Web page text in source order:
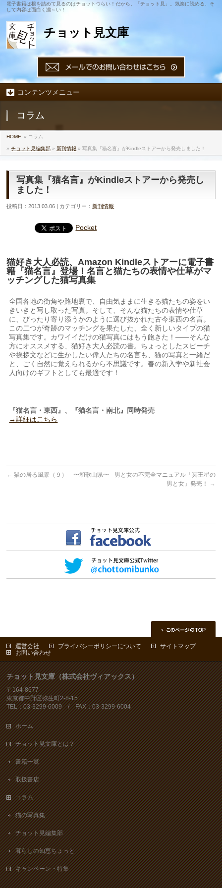
電子書籍は根を詰めて見るのはチョットつらい！だから、「チョット見」。気楽に読める、そ
して内容は面白く濃～い！
チョット見文庫
コンテンツメニュー
コラム
HOME » コラム
»チョット見編集部 »新刊情報 » 写真集『猫名言』がKindleストアーから発売しました！
写真集『猫名言』がKindleストアーから発売し
ました！
投稿日：2013.03.06 | カテゴリー： 新刊情報
Pocket
猫好き大人必読、Amazon Kindleストアーに電子書
籍『猫名言』登場！名言と猫たちの表情や仕草がマ
ッチングした猫写真集
全国各地の街角や路地裏で、自由気ままに生きる猫たちの姿をい
きいきと写し取った写真。そして、そんな猫たちの表情や仕草
に、ぴったり寄り添うかのように選び抜かれた古今東西の名言。
この二つが奇跡のマッチングを果たした、全く新しいタイプの猫
写真集です。カワイイだけの猫写真にはもう飽きた！――そんな
方にオススメする、猫好き大人必読の書。ちょっとしたスピーチ
や挨拶文などに生かしたい偉人たちの名言も、猫の写真と一緒だ
と、ごく自然に覚えられるから不思議です。春の新入学や新社会
人向けのギフトとしても最適です！
『猫名言・東西』、『猫名言・南北』同時発売
→詳細はこちら
← 猫の居る風景（９） 〜和歌山県〜
男と女の不完全マニュアル「冥王星の
男と女」発売！
→
運営会社 プライバシーポリシーについて
サイトマップ
お問い合わせ
チョット見文庫（株式会社ヴィアックス）
〒164-8677
東京都中野区弥生町2-8-15
TEL：03-3299-6009 / FAX：03-3299-6004
ホーム
チョット見文庫とは？
書籍一覧
取扱書店
コラム
猫の写真集
チョット見編集部
暮らしの知恵ちょっと
キャンペーン・特集